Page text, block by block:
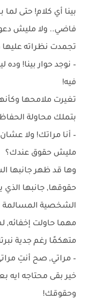
بينا أي كلام! حتى
فاضي.. ولا مليش
تجمدت نظراته
– نوجد حوار بينا! وده
فيه!
تغيرت ملامحها
بتملك محاولة
– أنا مراتك! ولا
مليش حقوق عندك؟
وها قد ظهر جانبها
حقوقها, جانبها الذي
الشخصية المسالمة
مهما حاولت إخفائه,
متهكمًا رغم جدية
– مراتي, صح أنتِ
خير بقى محتاجه ايه
وحقوقك!